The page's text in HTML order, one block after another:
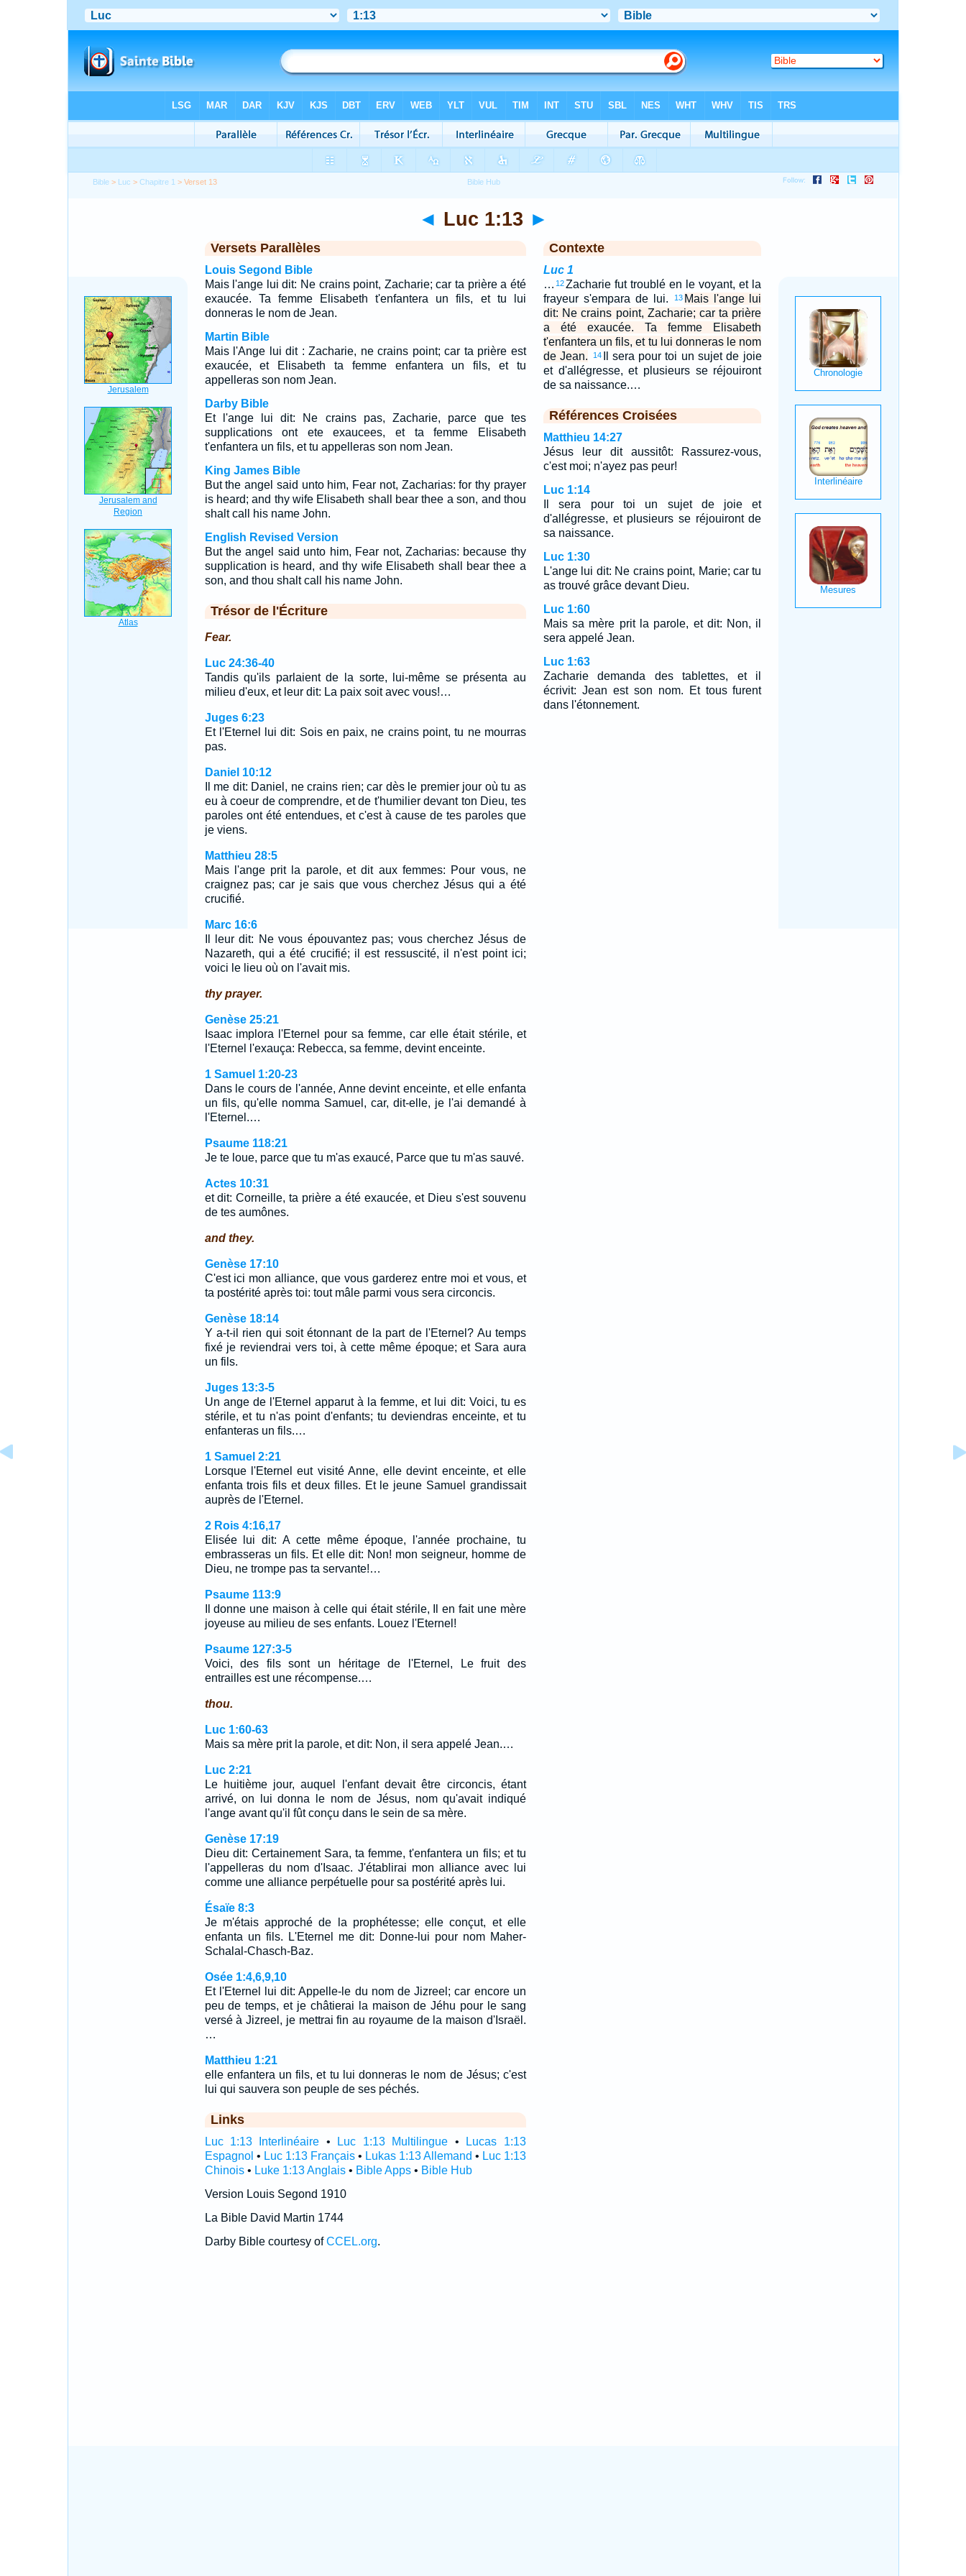
Bible > Luc >Chapitre 1 > Verset 13
◄ Luc 1:13 ►
Versets Parallèles
Louis Segond Bible
Mais l'ange lui dit: Ne crains point, Zacharie; car ta prière a été
exaucée. Ta femme Elisabeth t'enfantera un fils, et tu lui
donneras le nom de Jean.
Martin Bible
Mais l'Ange lui dit : Zacharie, ne crains point; car ta prière est
exaucée, et Elisabeth ta femme enfantera un fils, et tu
appelleras son nom Jean.
Darby Bible
Et l'ange lui dit: Ne crains pas, Zacharie, parce que tes
supplications ont ete exaucees, et ta femme Elisabeth
t'enfantera un fils, et tu appelleras son nom Jean.
King James Bible
But the angel said unto him, Fear not, Zacharias: for thy prayer
is heard; and thy wife Elisabeth shall bear thee a son, and thou
shalt call his name John.
English Revised Version
But the angel said unto him, Fear not, Zacharias: because thy
supplication is heard, and thy wife Elisabeth shall bear thee a
son, and thou shalt call his name John.
Trésor de l'Écriture
Fear.
Luc 24:36-40
Tandis qu'ils parlaient de la sorte, lui-même se présenta au
milieu d'eux, et leur dit: La paix soit avec vous!…
Juges 6:23
Et l'Eternel lui dit: Sois en paix, ne crains point, tu ne mourras
pas.
Daniel 10:12
Il me dit: Daniel, ne crains rien; car dès le premier jour où tu as
eu à coeur de comprendre, et de t'humilier devant ton Dieu, tes
paroles ont été entendues, et c'est à cause de tes paroles que
je viens.
Matthieu 28:5
Mais l'ange prit la parole, et dit aux femmes: Pour vous, ne
craignez pas; car je sais que vous cherchez Jésus qui a été
crucifié.
Marc 16:6
Il leur dit: Ne vous épouvantez pas; vous cherchez Jésus de
Nazareth, qui a été crucifié; il est ressuscité, il n'est point ici;
voici le lieu où on l'avait mis.
thy prayer.
Genèse 25:21
Isaac implora l'Eternel pour sa femme, car elle était stérile, et
l'Eternel l'exauça: Rebecca, sa femme, devint enceinte.
1 Samuel 1:20-23
Dans le cours de l'année, Anne devint enceinte, et elle enfanta
un fils, qu'elle nomma Samuel, car, dit-elle, je l'ai demandé à
l'Eternel.…
Psaume 118:21
Je te loue, parce que tu m'as exaucé, Parce que tu m'as sauvé.
Actes 10:31
et dit: Corneille, ta prière a été exaucée, et Dieu s'est souvenu
de tes aumônes.
and they.
Genèse 17:10
C'est ici mon alliance, que vous garderez entre moi et vous, et
ta postérité après toi: tout mâle parmi vous sera circoncis.
Genèse 18:14
Y a-t-il rien qui soit étonnant de la part de l'Eternel? Au temps
fixé je reviendrai vers toi, à cette même époque; et Sara aura
un fils.
Juges 13:3-5
Un ange de l'Eternel apparut à la femme, et lui dit: Voici, tu es
stérile, et tu n'as point d'enfants; tu deviendras enceinte, et tu
enfanteras un fils.…
1 Samuel 2:21
Lorsque l'Eternel eut visité Anne, elle devint enceinte, et elle
enfanta trois fils et deux filles. Et le jeune Samuel grandissait
auprès de l'Eternel.
2 Rois 4:16,17
Elisée lui dit: A cette même époque, l'année prochaine, tu
embrasseras un fils. Et elle dit: Non! mon seigneur, homme de
Dieu, ne trompe pas ta servante!…
Psaume 113:9
Il donne une maison à celle qui était stérile, Il en fait une mère
joyeuse au milieu de ses enfants. Louez l'Eternel!
Psaume 127:3-5
Voici, des fils sont un héritage de l'Eternel, Le fruit des
entrailles est une récompense.…
thou.
Luc 1:60-63
Mais sa mère prit la parole, et dit: Non, il sera appelé Jean.…
Luc 2:21
Le huitième jour, auquel l'enfant devait être circoncis, étant
arrivé, on lui donna le nom de Jésus, nom qu'avait indiqué
l'ange avant qu'il fût conçu dans le sein de sa mère.
Genèse 17:19
Dieu dit: Certainement Sara, ta femme, t'enfantera un fils; et tu
l'appelleras du nom d'Isaac. J'établirai mon alliance avec lui
comme une alliance perpétuelle pour sa postérité après lui.
Ésaïe 8:3
Je m'étais approché de la prophétesse; elle conçut, et elle
enfanta un fils. L'Eternel me dit: Donne-lui pour nom Maher-
Schalal-Chasch-Baz.
Osée 1:4,6,9,10
Et l'Eternel lui dit: Appelle-le du nom de Jizreel; car encore un
peu de temps, et je châtierai la maison de Jéhu pour le sang
versé à Jizreel, je mettrai fin au royaume de la maison d'Israël.
…
Matthieu 1:21
elle enfantera un fils, et tu lui donneras le nom de Jésus; c'est
lui qui sauvera son peuple de ses péchés.
Links
Luc 1:13 Interlinéaire • Luc 1:13 Multilingue •
Lucas 1:13
Espagnol • Luc 1:13 Français• Lukas 1:13 Allemand • Luc 1:13
Chinois• Luke 1:13 Anglais• Bible Apps• Bible Hub
Version Louis Segond 1910
La Bible David Martin 1744
Darby Bible courtesy ofCCEL.org.
Contexte
Luc 1
… 12Zacharie fut troublé en le voyant, et la
frayeur s'empara de lui.
13 Mais l'ange lui
dit: Ne crains point, Zacharie; car ta prière
a été exaucée. Ta femme Elisabeth
t'enfantera un fils, et tu lui donneras le nom
de Jean.
14
Il sera pour toi un sujet de joie
et d'allégresse, et plusieurs se réjouiront
de sa naissance.…
Références Croisées
Matthieu 14:27
Jésus leur dit aussitôt: Rassurez-vous,
c'est moi; n'ayez pas peur!
Luc 1:14
Il sera pour toi un sujet de joie et
d'allégresse, et plusieurs se réjouiront de
sa naissance.
Luc 1:30
L'ange lui dit: Ne crains point, Marie; car tu
as trouvé grâce devant Dieu.
Luc 1:60
Mais sa mère prit la parole, et dit: Non, il
sera appelé Jean.
Luc 1:63
Zacharie demanda des tablettes, et il
écrivit: Jean est son nom. Et tous furent
dans l'étonnement.